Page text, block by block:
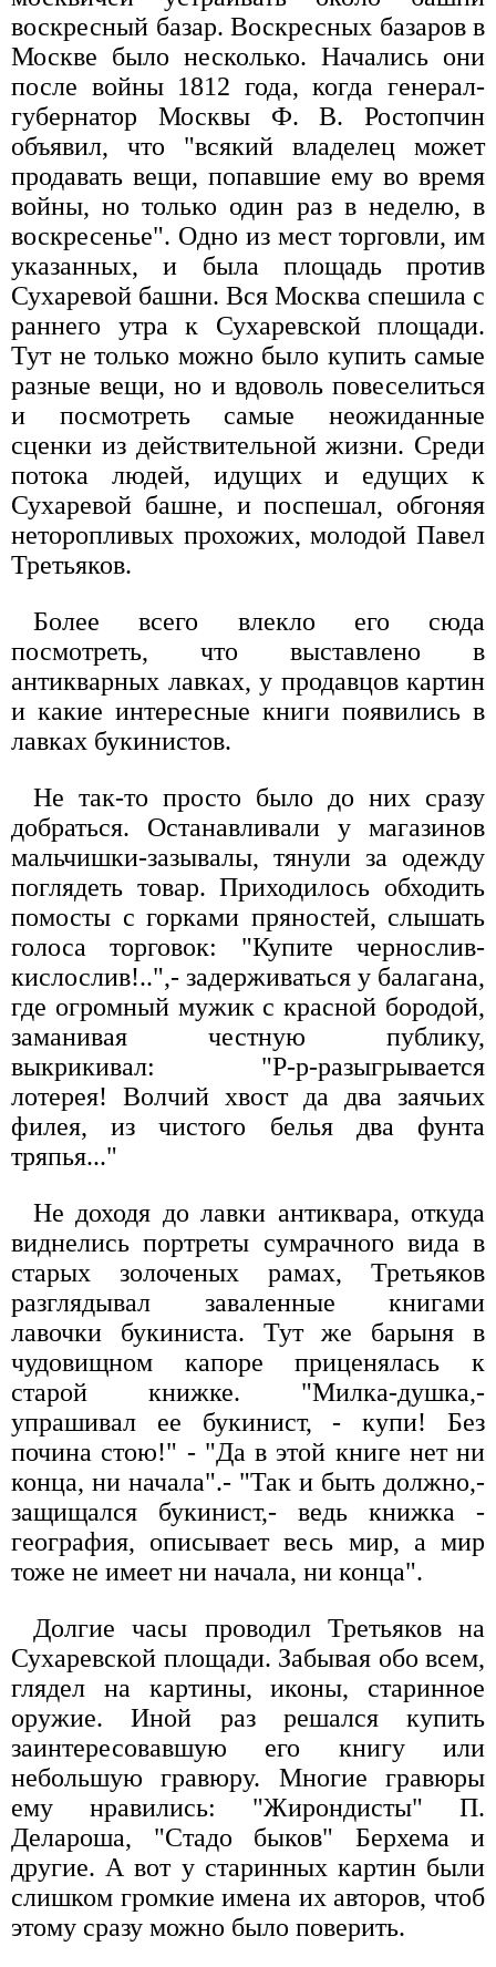
воскресный базар. Воскресных базаров в
Москве было несколько. Начались они
после войны 1812 года, когда генерал-
губернатор Москвы Ф. В. Ростопчин
объявил, что "всякий владелец может
продавать вещи, попавшие ему во время
войны, но только один раз в неделю, в
воскресенье". Одно из мест торговли, им
указанных, и была площадь против
Сухаревой башни. Вся Москва спешила с
раннего утра к Сухаревской площади.
Тут не только можно было купить самые
разные вещи, но и вдоволь повеселиться
и посмотреть самые неожиданные
сценки из действительной жизни. Среди
потока людей, идущих и едущих к
Сухаревой башне, и поспешал, обгоняя
неторопливых прохожих, молодой Павел
Третьяков.
Более всего влекло его сюда
посмотреть, что выставлено в
антикварных лавках, у продавцов картин
и какие интересные книги появились в
лавках букинистов.
Не так-то просто было до них сразу
добраться. Останавливали у магазинов
мальчишки-зазывалы, тянули за одежду
поглядеть товар. Приходилось обходить
помосты с горками пряностей, слышать
голоса торговок: "Купите чернослив-
кислослив!..",- задерживаться у балагана,
где огромный мужик с красной бородой,
заманивая честную публику,
выкрикивал: "Р-р-разыгрывается
лотерея! Волчий хвост да два заячьих
филея, из чистого белья два фунта
тряпья..."
Не доходя до лавки антиквара, откуда
виднелись портреты сумрачного вида в
старых золоченых рамах, Третьяков
разглядывал заваленные книгами
лавочки букиниста. Тут же барыня в
чудовищном капоре приценялась к
старой книжке. "Милка-душка,-
упрашивал ее букинист, - купи! Без
почина стою!" - "Да в этой книге нет ни
конца, ни начала".- "Так и быть должно,-
защищался букинист,- ведь книжка -
география, описывает весь мир, а мир
тоже не имеет ни начала, ни конца".
Долгие часы проводил Третьяков на
Сухаревской площади. Забывая обо всем,
глядел на картины, иконы, старинное
оружие. Иной раз решался купить
заинтересовавшую его книгу или
небольшую гравюру. Многие гравюры
ему нравились: "Жирондисты" П.
Делароша, "Стадо быков" Берхема и
другие. А вот у старинных картин были
слишком громкие имена их авторов, чтоб
этому сразу можно было поверить.